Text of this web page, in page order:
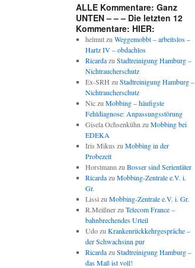
ALLE Kommentare: Ganz
UNTEN – – – Die letzten 12
Kommentare: HIER:
helmutzu Weggemobbt – arbeitslos –
Hartz IV – obdachlos
Ricardazu Stadtreinigung Hamburg –
Nichtraucherschutz
Ex-SRH zu Stadtreinigung Hamburg –
Nichtraucherschutz
Niczu Mobbing – häufigste
Fehldiagnose: Anpassungsstörung
Gisela Ochsenkühn zu Mobbing bei
EDEKA
Iris Mikus zu Mobbing in der
Probezeit
Horstmann zu Bosser sind Serientäter
Ricardazu Mobbing-Zentrale e.V. i.
Gr.
Lissi zu Mobbing-Zentrale e.V. i. Gr.
R.Meißnerzu Telecom France –
bahnbrechendes Urteil
Udozu Krankenrückkehrgespräche –
der Schwachsinn pur
Ricardazu Stadtreinigung Hamburg –
das Maß ist voll!